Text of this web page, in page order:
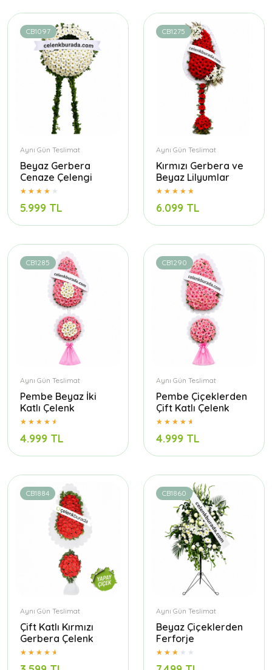
CB1097
Aynı Gün Teslimat
Beyaz Gerbera
Cenaze Çelengi
5.999 TL
CB1275
Aynı Gün Teslimat
Kırmızı Gerbera ve
Beyaz Lilyumlar
6.099 TL
CB1285
Aynı Gün Teslimat
Pembe Beyaz İki
Katlı Çelenk
4.999 TL
CB1290
Aynı Gün Teslimat
Pembe Çiçeklerden
Çift Katlı Çelenk
4.999 TL
CB1884
Aynı Gün Teslimat
Çift Katlı Kırmızı
Gerbera Çelenk
CB1860
Aynı Gün Teslimat
Beyaz Çiçeklerden
Ferforje